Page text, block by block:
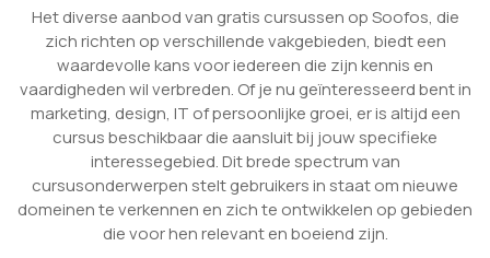
Het diverse aanbod van gratis cursussen op Soofos, die
zich richten op verschillende vakgebieden, biedt een
waardevolle kans voor iedereen die zijn kennis en
vaardigheden wil verbreden. Of je nu geïnteresseerd bent in
marketing, design, IT of persoonlijke groei, er is altijd een
cursus beschikbaar die aansluit bij jouw specifieke
interessegebied. Dit brede spectrum van
cursusonderwerpen stelt gebruikers in staat om nieuwe
domeinen te verkennen en zich te ontwikkelen op gebieden
die voor hen relevant en boeiend zijn.